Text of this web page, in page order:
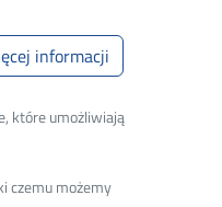
informacji
które umożliwiają
czemu możemy